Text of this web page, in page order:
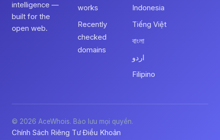
intelligence —
built for the
open web.
works
Recently
checked
domains
Indonesia
Tiếng Việt
বাংলা
اردو
Filipino
© 2026 AceWhois. Bảo lưu mọi quyền.
Chính Sách Riêng Tư·Điều Khoản